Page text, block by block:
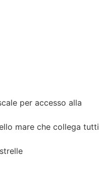
per accesso alla
mare che collega tutti